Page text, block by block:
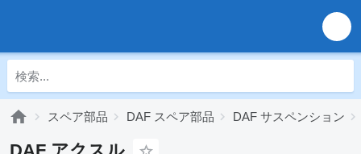
スペア部品 DAF スペア部品 DAF サスペンション